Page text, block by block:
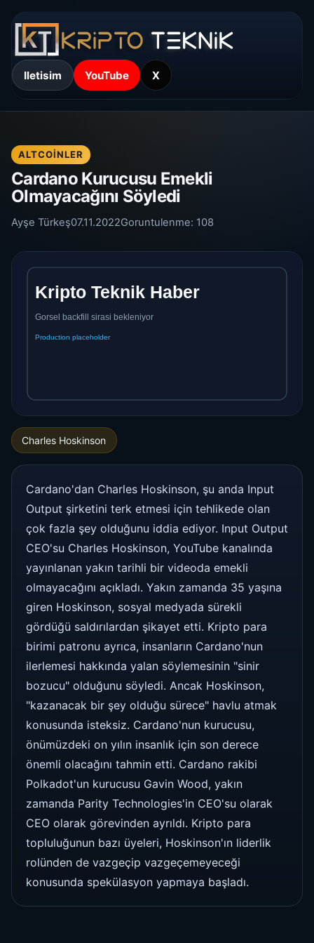
Iletisim YouTube X
ALTCOINLER
Cardano Kurucusu Emekli
Olmayacağını Söyledi
Ayşe Türkeş07.11.2022Goruntulenme: 108
Charles Hoskinson
Cardano'dan Charles Hoskinson, şu anda Input
Output şirketini terk etmesi için tehlikede olan
çok fazla şey olduğunu iddia ediyor. Input Output
CEO'su Charles Hoskinson, YouTube kanalında
yayınlanan yakın tarihli bir videoda emekli
olmayacağını açıkladı. Yakın zamanda 35 yaşına
giren Hoskinson, sosyal medyada sürekli
gördüğü saldırılardan şikayet etti. Kripto para
birimi patronu ayrıca, insanların Cardano'nun
ilerlemesi hakkında yalan söylemesinin "sinir
bozucu" olduğunu söyledi. Ancak Hoskinson,
"kazanacak bir şey olduğu sürece" havlu atmak
konusunda isteksiz. Cardano'nun kurucusu,
önümüzdeki on yılın insanlık için son derece
önemli olacağını tahmin etti. Cardano rakibi
Polkadot'un kurucusu Gavin Wood, yakın
zamanda Parity Technologies'in CEO'su olarak
CEO olarak görevinden ayrıldı. Kripto para
topluluğunun bazı üyeleri, Hoskinson'ın liderlik
rolünden de vazgeçip vazgeçemeyeceği
konusunda spekülasyon yapmaya başladı.